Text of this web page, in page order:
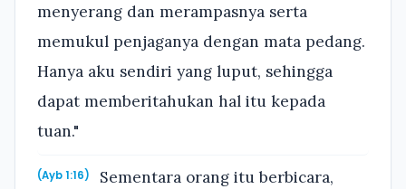
menyerang dan merampasnya serta
memukul penjaganya dengan mata pedang.
Hanya aku sendiri yang luput, sehingga
dapat memberitahukan hal itu kepada
tuan."
(Ayb 1:16)
Sementara orang itu berbicara,